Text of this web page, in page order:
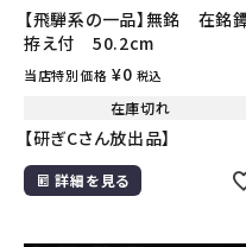
【飛騨系の一品】無銘 在銘
拵え付 50.2cm
当店特別価格 ¥0 税込
在庫切れ
【研ぎCさん放出品】
詳細を見る